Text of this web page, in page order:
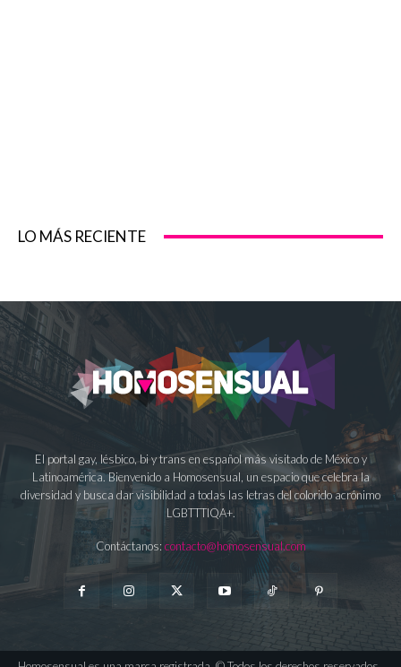
LO MÁS RECIENTE
El portal gay, lésbico, bi y trans en español más visitado de México y
Latinoamérica. Bienvenido a Homosensual, un espacio que celebra la
diversidad y busca dar visibilidad a todas las letras del colorido acrónimo
LGBTTTIQA+.
Contáctanos: contacto@homosensual.com